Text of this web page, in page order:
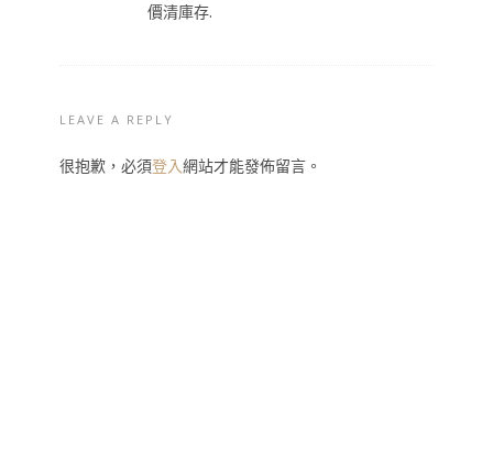
價清庫存.
LEAVE A REPLY
很抱歉，必須登入網站才能發佈留言。